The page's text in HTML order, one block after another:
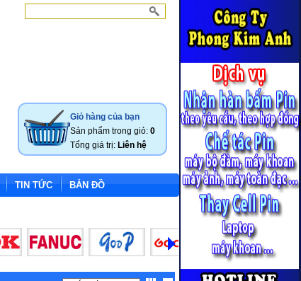
Giỏ hàng của bạn
Sản phẩm trong giỏ: 0
Tổng giá trị: Liên hệ
TIN TỨC BẢN ĐỒ